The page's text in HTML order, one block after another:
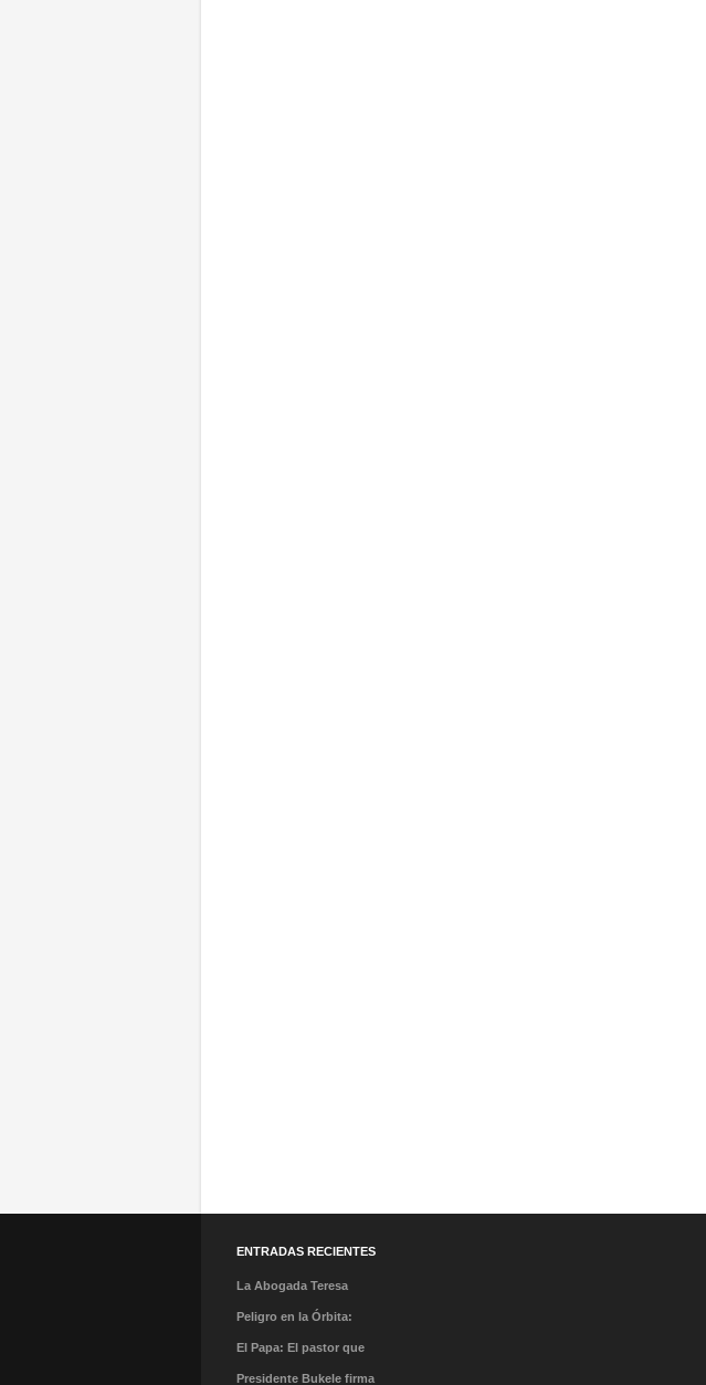
ENTRADAS RECIENTES
La Abogada Teresa
Stella Mera Gómez es la
Peligro en la Órbita:
¿Qué es la «Basura
El Papa: El pastor que
caminó en la tormenta y
Presidente Bukele firma